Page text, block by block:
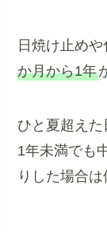
日焼け止め
か月から1年
ひと夏超えた
1年未満でも
りした場合は